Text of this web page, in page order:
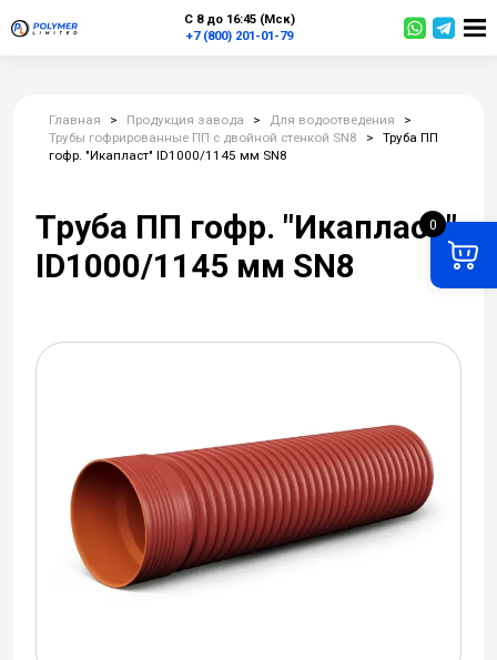
С 8 до 16:45 (Мск)
+7 (800) 201-01-79
0
Главная > Продукция завода > Для водоотведения
>
Трубы гофрированные ПП c двойной стенкой SN8
>
Труба ПП
гофр. "Икапласт" ID1000/1145 мм SN8
Труба ПП гофр. "Икапласт"
ID1000/1145 мм SN8